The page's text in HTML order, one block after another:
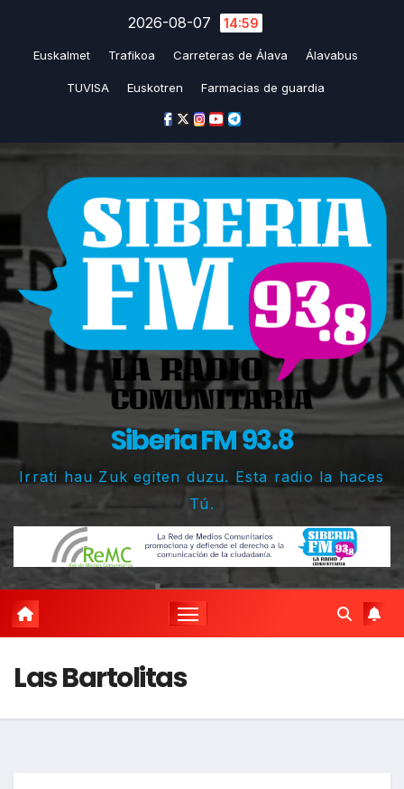
2026-08-07 14:59
Euskalmet Trafikoa Carreteras de Álava Álavabus
TUVISA Euskotren Farmacias de guardia
Siberia FM 93.8
Irrati hau Zuk egiten duzu. Esta radio la haces
Tú.
Las Bartolitas